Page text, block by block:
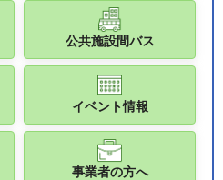
公共施設間バス
イベント情報
事業者の方へ